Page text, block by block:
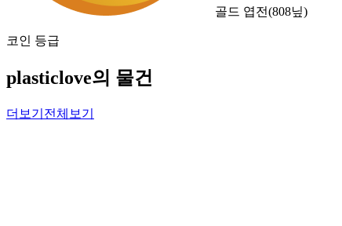
골드 엽전(808닢)
코인 등급
plasticlove의 물건
더보기 전체보기